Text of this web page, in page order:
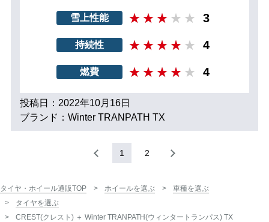
雪上性能 3
持続性 4
燃費 4
投稿日：2022年10月16日
ブランド：Winter TRANPATH TX
1 2
タイヤ・ホイール通販TOP ホイールを選ぶ
車種を選ぶ
タイヤを選ぶ
CREST(クレスト) ＋ Winter TRANPATH(ウィンタートランパス) TX